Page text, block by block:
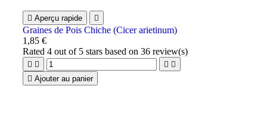
 Aperçu rapide 
Graines de Pois Chiche (Cicer arietinum)
1,85 €
Rated4 out of 5 stars based on36 review(s)
   
 Ajouter au panier